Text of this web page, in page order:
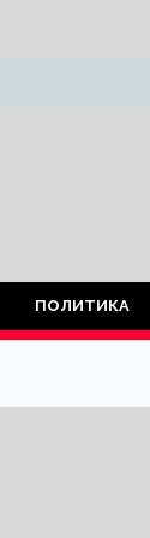
ПОЛИТИКА